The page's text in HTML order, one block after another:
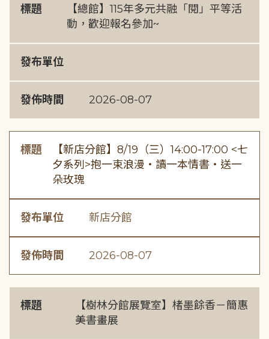
標題
【總館】115年多元共融「閱」平等活
動，歡迎報名參加~
發布單位
發佈時間 2026-08-07
標題
【新店分館】8/19（三）14:00-17:00 <七
夕系列>抱一束浪漫・讀一本情書・送一
朵玫瑰
發布單位 新店分館
發佈時間 2026-08-07
標題
【樹林分館展覽室】楮墨餘香－簡惠
美書畫展